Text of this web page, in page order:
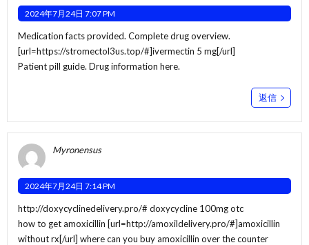
2024年7月24日 7:07 PM
Medication facts provided. Complete drug overview.
[url=https://stromectol3us.top/#]ivermectin 5 mg[/url]
Patient pill guide. Drug information here.
返信
Myronensus
2024年7月24日 7:14 PM
http://doxycyclinedelivery.pro/# doxycycline 100mg otc
how to get amoxicillin [url=http://amoxildelivery.pro/#]amoxicillin
without rx[/url] where can you buy amoxicillin over the counter